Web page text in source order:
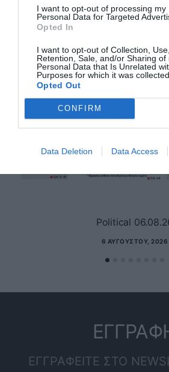
I want to opt-out of processing my
Personal Data for Targeted
Opted In
I want to opt-out of Collection, Use,
Retention, Sale, and/or Sharing of
Personal Data that Is Unrelated
Purposes for which it was collected.
Opted Out
CONFIRM
Data Deletion Data Access
Political
6 ΑΥΓΟΎΣΤΟΥ, 2026
ΕΓΓΡΑΦΕΙΤΕ ΣΤΟ